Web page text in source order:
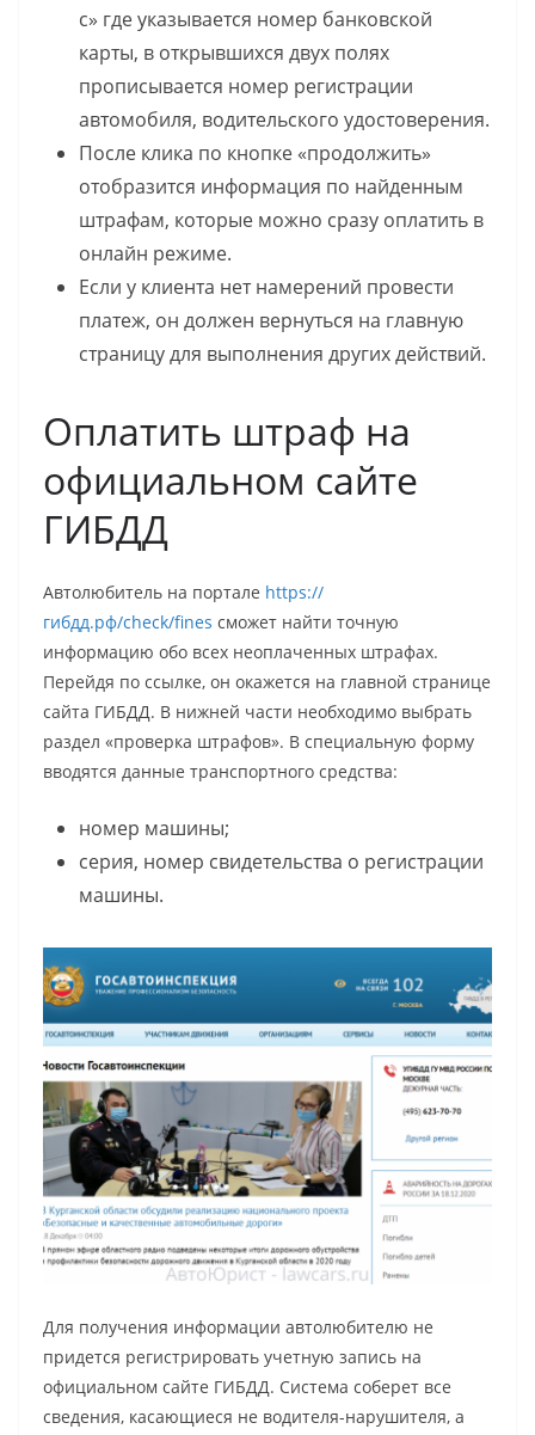
с» где указывается номер банковской
карты, в открывшихся двух полях
прописывается номер регистрации
автомобиля, водительского удостоверения.
После клика по кнопке «продолжить»
отобразится информация по найденным
штрафам, которые можно сразу оплатить в
онлайн режиме.
Если у клиента нет намерений провести
платеж, он должен вернуться на главную
страницу для выполнения других действий.
Оплатить штраф на
официальном сайте
ГИБДД
Автолюбитель на портале https://
гибдд.рф/check/fines сможет найти точную
информацию обо всех неоплаченных штрафах.
Перейдя по ссылке, он окажется на главной странице
сайта ГИБДД. В нижней части необходимо выбрать
раздел «проверка штрафов». В специальную форму
вводятся данные транспортного средства:
номер машины;
серия, номер свидетельства о регистрации
машины.
Для получения информации автолюбителю не
придется регистрировать учетную запись на
официальном сайте ГИБДД. Система соберет все
сведения, касающиеся не водителя-нарушителя, а